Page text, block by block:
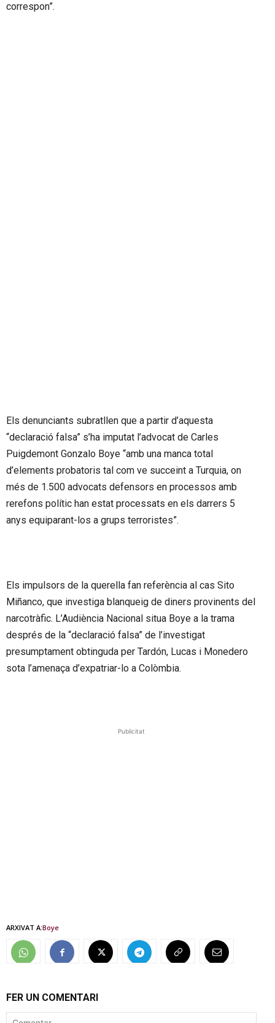
correspon”.
Els denunciants subratllen que a partir d’aquesta
“declaració falsa” s’ha imputat l’advocat de Carles
Puigdemont Gonzalo Boye “amb una manca total
d’elements probatoris tal com ve succeint a Turquia, on
més de 1.500 advocats defensors en processos amb
rerefons polític han estat processats en els darrers 5
anys equiparant-los a grups terroristes”.
Els impulsors de la querella fan referència al cas Sito
Miñanco, que investiga blanqueig de diners provinents del
narcotràfic. L’Audiència Nacional situa Boye a la trama
després de la “declaració falsa” de l’investigat
presumptament obtinguda per Tardón, Lucas i Monedero
sota l’amenaça d’expatriar-lo a Colòmbia.
Publicitat
ARXIVAT A:Boye
FER UN COMENTARI